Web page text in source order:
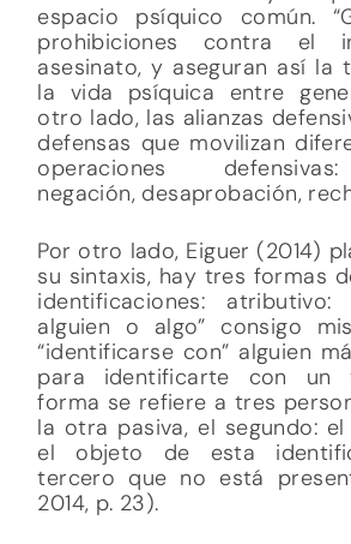
espacio psíquico común.
prohibiciones contra el
asesinato, y aseguran así la
la vida psíquica entre
otro lado, las alianzas
defensas que movilizan
operaciones
negación, desaprobación,
Por otro lado, Eiguer (2014)
su sintaxis, hay tres formas
identificaciones:
alguien o algo” consigo
“identificarse con” alguien
para identificarte con un
forma se refiere a tres
la otra pasiva, el segundo:
el objeto de esta
tercero que no está
2014, p. 23).